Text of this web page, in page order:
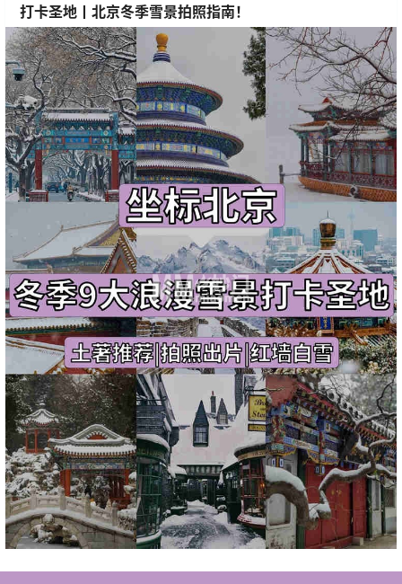
打卡圣地丨北京冬季雪景拍照指南！